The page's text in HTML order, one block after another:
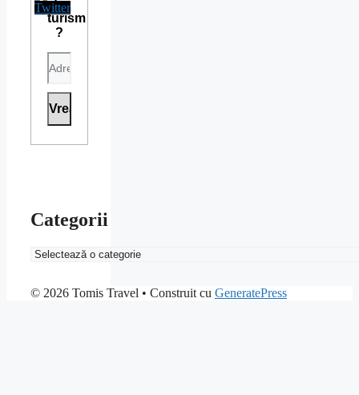
din
turism
?
Categorii
Categorii
© 2026 Tomis Travel • Construit cu GeneratePress